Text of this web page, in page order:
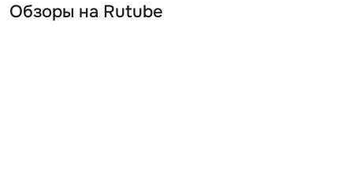
Обзоры на Rutube